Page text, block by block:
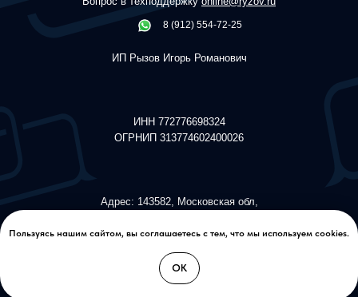
ИП Рызов Игорь Романович
ИНН 772776698324
ОГРНИП 313774602400026
Адрес: 143582, Московская обл,
поселок, Ирландский бульвар, д.
587
8 (912) 554-72-25
Пользуясь нашим сайтом, вы соглашаетесь с тем, что мы используем cookies.
ОК